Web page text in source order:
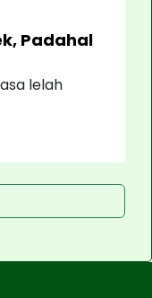
Padahal
lelah